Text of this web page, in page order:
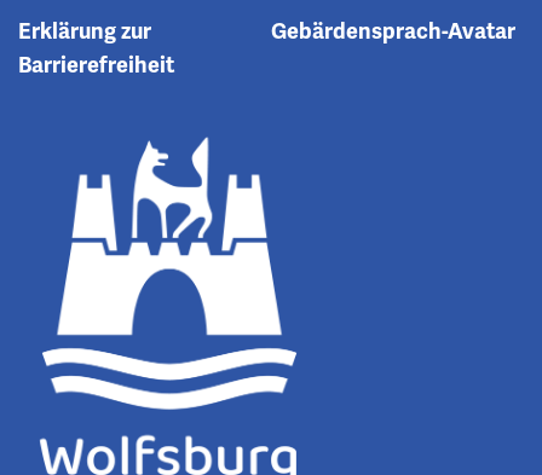
Erklärung zur
Barrierefreiheit
Gebärdensprach-Avatar